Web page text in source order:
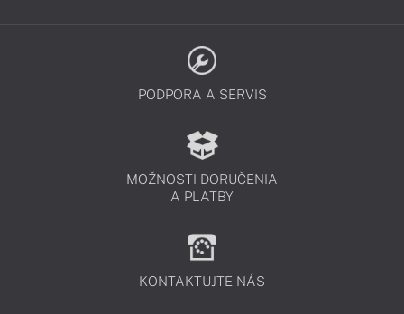
PODPORA A SERVIS
MOŽNOSTI DORUČENIA
A PLATBY
KONTAKTUJTE NÁS